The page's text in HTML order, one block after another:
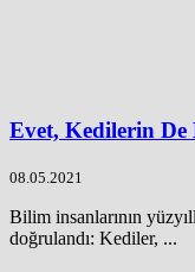
Evet, Kedilerin
08.05.2021
Bilim insanlarının
doğrulandı: Kediler, ...